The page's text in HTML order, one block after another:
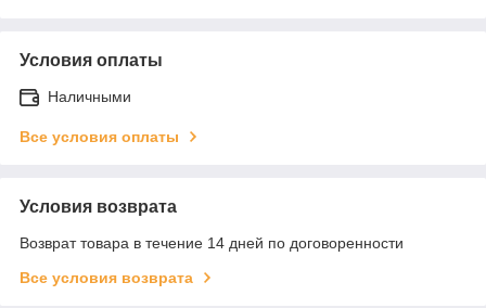
Условия оплаты
Наличными
Все условия оплаты
Условия возврата
Возврат товара в течение 14 дней по договоренности
Все условия возврата